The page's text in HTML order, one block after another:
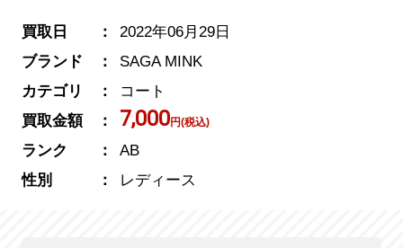
買取日
2022年06月29日
ブランド
SAGA MINK
カテゴリ
コート
買取金額
7,000円(税込)
ランク
AB
性別
レディース